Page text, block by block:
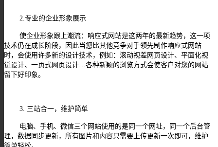
2.专业的企业形象展示
使企业形象跟上潮流：响应式网站是这两年的最新趋势，这一项
技术仍在成长阶段，因此当您比其他竞争对手领先制作响应式网站
时，会使用许多新的设计技术，例如：滚动视差网页设计、平面化视
觉设计、一页式网页设计…各种新颖的浏览方式会使客户对您的网站
留下好印象。
3. 三站合一，维护简单
电脑、手机、微信三个网站使用的是同一个网址，同一个后台管
理，数据同步更新，所有图片和内容只需要上传更新一次即可，维护